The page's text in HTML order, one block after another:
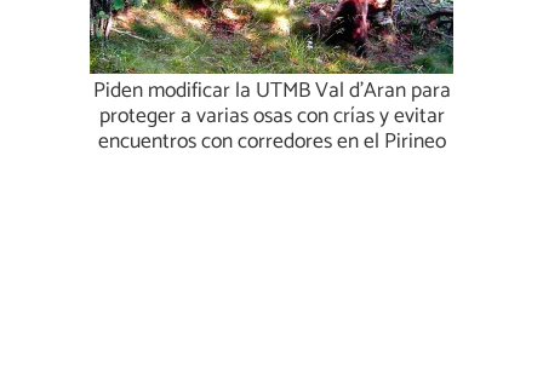
Piden modificar la UTMB Val d'Aran para
proteger a varias osas con crías y evitar
encuentros con corredores en el Pirineo